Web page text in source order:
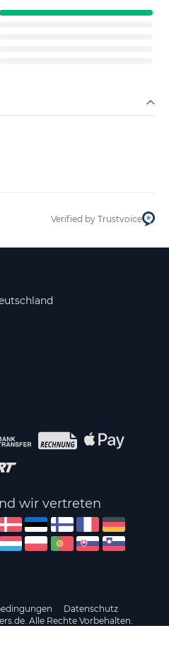
Verified by Trustvoice
wir vertreten
Datenschutz
Alle Rechte Vorbehalten.